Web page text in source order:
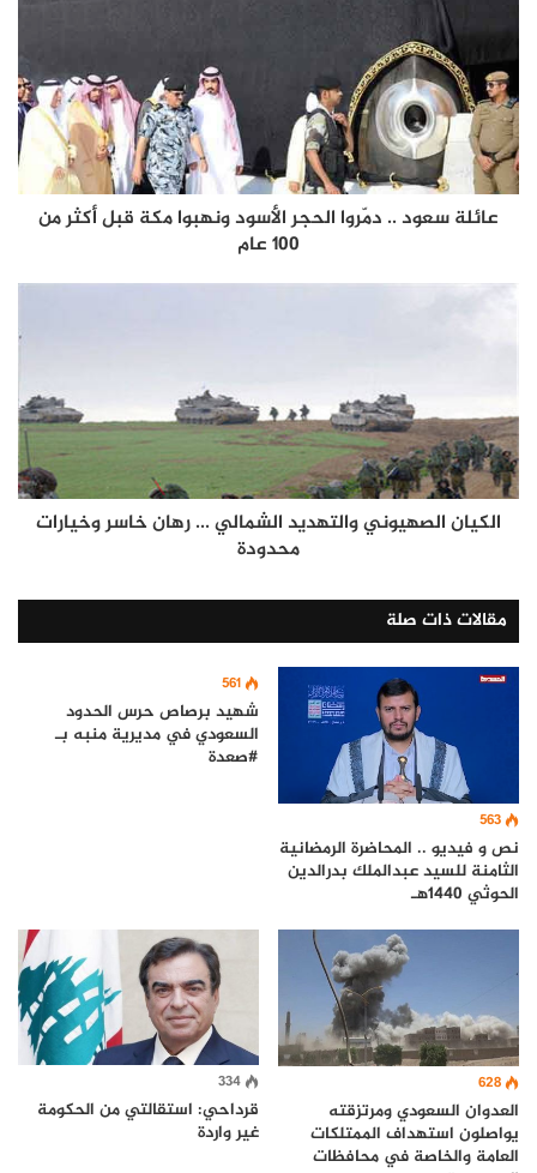
عائلة سعود .. دمّروا الحجر الأسود ونهبوا مكة قبل أكثر من
100 عام
الكيان الصهيوني والتهديد الشمالي ... رهان خاسر وخيارات
محدودة
مقالات ذات صلة
563
نص و فيديو .. المحاضرة الرمضانية
الثامنة للسيد عبدالملك بدرالدين
الحوثي 1440هـ
561
شهيد برصاص حرس الحدود
السعودي في مديرية منبه بـ
#صعدة
628
العدوان السعودي ومرتزقته
يواصلون استهداف الممتلكات
العامة والخاصة في محافظات
334
قرداحي: استقالتي من الحكومة
غير واردة